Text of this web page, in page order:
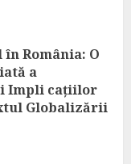
România: O
a
Impli cațiilor
Globalizării